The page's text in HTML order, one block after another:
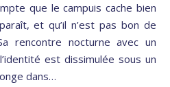
que le campuis cache bien
et qu’il n’est pas bon de
rencontre nocturne avec un
est dissimulée sous un
dans…